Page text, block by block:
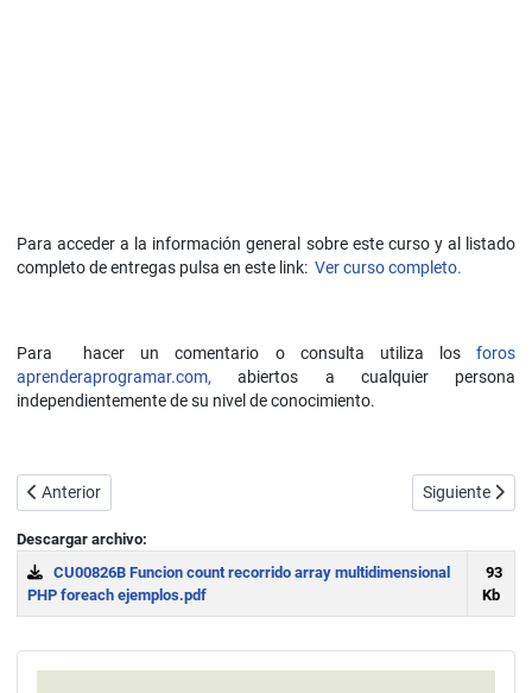
Para acceder a la información general sobre este curso y al listado
completo de entregas pulsa en este link: Ver curso completo.
Para hacer un comentario o consulta utiliza losforos
aprenderaprogramar.com, abiertos a cualquier persona
independientemente de su nivel de conocimiento.
Artículo anterior: Arrays asociativos en PHP (arreglos). Concepto y
Anterior Artículo
Siguiente
Descargar archivo:
CU00826B Funcion count recorrido array multidimensional
PHP foreach ejemplos.pdf
93
Kb